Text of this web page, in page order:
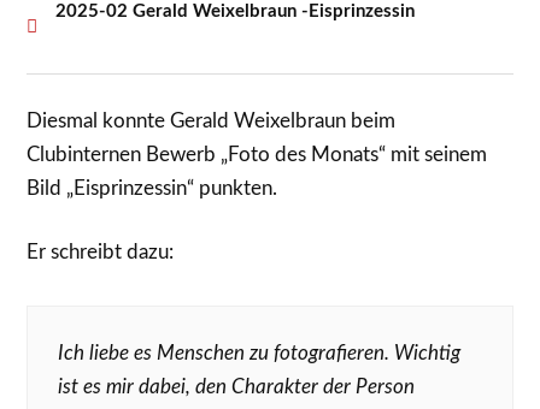
2025-02 Gerald Weixelbraun -Eisprinzessin
Diesmal konnte Gerald Weixelbraun beim
Clubinternen Bewerb „Foto des Monats“ mit seinem
Bild „Eisprinzessin“ punkten.
Er schreibt dazu:
Ich liebe es Menschen zu fotografieren. Wichtig
ist es mir dabei, den Charakter der Person